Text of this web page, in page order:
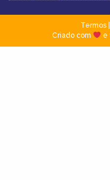
Termos|
Criado com
e